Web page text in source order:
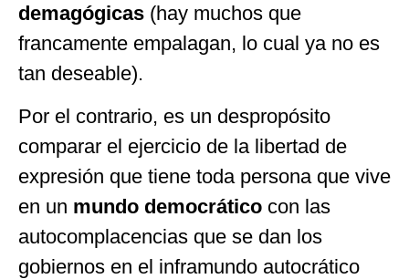
demagógicas (hay muchos que
francamente empalagan, lo cual ya no es
tan deseable).
Por el contrario, es un despropósito
comparar el ejercicio de la libertad de
expresión que tiene toda persona que vive
en un mundo democrático con las
autocomplacencias que se dan los
gobiernos en el inframundo autocrático